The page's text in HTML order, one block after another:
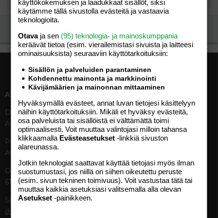
ASIAKASPALVELU
Digipalvelut (09) 156 6227
Avoinna ma–pe 8–19
Painettu lehti (09) 156 665
Avoinna ma–pe 8–19
Otavamedian vaihde (09) 156
61
Sähköposti (digi)
digi@otavamedia.fi
Tekniset tiedot, aikataulut ja
ilmoitushinnat
Tietoa verkon kävijöistä
Käyttöehdot
TUOTTEET
käyttökokemuksen ja laadukkaat sisällöt, siksi
käytämme tällä sivustolla evästeitä ja vastaavia
teknologioita.
Otavaja sen (95) teknologia- ja mainoskumppania
keräävät tietoa (esim. vierailemis­tasi sivuista ja laitteesi
ominaisuuk­sista) seuraaviin käyttötarkoituksiin:
Sisällön ja palveluiden parantaminen
Kohdennettu mainonta ja markkinointi
Kävijämäärien ja mainonnan mittaaminen
Hyväksymällä evästeet, annat luvan tietojesi käsittelyyn
näihin käyttötarkoituksiin. Mikäli et hyväksy evästeitä,
osa palveluista tai sisällöistä ei välttämättä toimi
optimaalisesti. Voit muuttaa valintojasi milloin tahansa
klikkaamalla Evästeasetukset -linkkiä sivuston
alareunassa.
Jotkin teknologiat saattavat käyttää tietojasi myös ilman
suostumustasi, jos niillä on siihen oikeutettu peruste
(esim. sivun tekninen toimivuus). Voit vastustaa tätä tai
muuttaa kaikkia asetuksiasi valitsemalla alla olevan
Asetukset -painikkeen.